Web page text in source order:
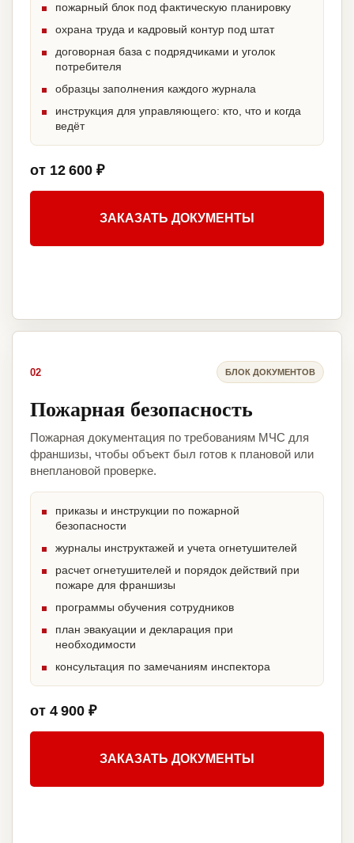
пожарный блок под фактическую планировку
охрана труда и кадровый контур под штат
договорная база с подрядчиками и уголок
потребителя
образцы заполнения каждого журнала
инструкция для управляющего: кто, что и когда
ведёт
от 12 600 ₽
ЗАКАЗАТЬ ДОКУМЕНТЫ
02 БЛОК ДОКУМЕНТОВ
Пожарная безопасность
Пожарная документация по требованиям МЧС для
франшизы, чтобы объект был готов к плановой или
внеплановой проверке.
приказы и инструкции по пожарной
безопасности
журналы инструктажей и учета огнетушителей
расчет огнетушителей и порядок действий при
пожаре для франшизы
программы обучения сотрудников
план эвакуации и декларация при
необходимости
консультация по замечаниям инспектора
от 4 900 ₽
ЗАКАЗАТЬ ДОКУМЕНТЫ